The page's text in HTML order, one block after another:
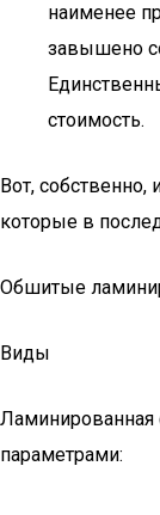
наименее
завышено
стоимость.
Вот,
которые в
Обшитые
Виды
Ламинированная
параметрами: